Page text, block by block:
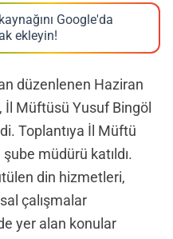
kaynağını Google'da
ekleyin!
düzenlenen Haziran
İl Müftüsü Yusuf Bingöl
Toplantıya İl Müftü
müdürü katıldı.
din hizmetleri,
çalışmalar
yer alan konular